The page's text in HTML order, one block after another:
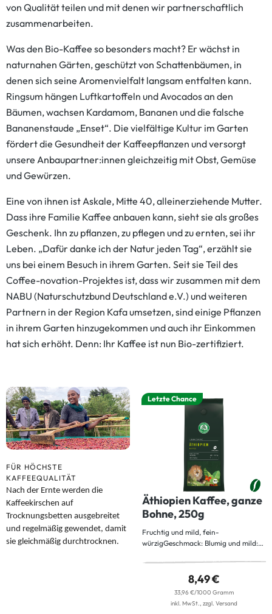
von Qualität teilen und mit denen wir partnerschaftlich
zusammenarbeiten.
Was den Bio-Kaffee so besonders macht? Er wächst in
naturnahen Gärten, geschützt von Schattenbäumen, in
denen sich seine Aromenvielfalt langsam entfalten kann.
Ringsum hängen Luftkartoffeln und Avocados an den
Bäumen, wachsen Kardamom, Bananen und die falsche
Bananenstaude „Enset“. Die vielfältige Kultur im Garten
fördert die Gesundheit der Kaffeepflanzen und versorgt
unsere Anbaupartner:innen gleichzeitig mit Obst, Gemüse
und Gewürzen.
Eine von ihnen ist Askale, Mitte 40, alleinerziehende Mutter.
Dass ihre Familie Kaffee anbauen kann, sieht sie als großes
Geschenk. Ihn zu pflanzen, zu pflegen und zu ernten, sei ihr
Leben. „Dafür danke ich der Natur jeden Tag“, erzählt sie
uns bei einem Besuch in ihrem Garten. Seit sie Teil des
Coffee-novation-Projektes ist, dass wir zusammen mit dem
NABU (Naturschutzbund Deutschland e.V.) und weiteren
Partnern in der Region Kafa umsetzen, sind einige Pflanzen
in ihrem Garten hinzugekommen und auch ihr Einkommen
hat sich erhöht. Denn: Ihr Kaffee ist nun Bio-zertifiziert.
FÜR HÖCHSTE
KAFFEEQUALITÄT
Nach der Ernte werden die
Kaffeekirschen auf
Trocknungsbetten ausgebreitet
und regelmäßig gewendet, damit
sie gleichmäßig durchtrocknen.
Letzte Chance
Äthiopien Kaffee, ganze
Bohne, 250g
Fruchtig und mild, fein-
würzigGeschmack: Blumig und mild:
würziges Aroma sich langsam
entfaltet.Herkunft: Äthiopien, Kafa-
Biosphärenreservat. Gemeinsam mit
dem NABU e.V. haben wir
Kleinbäuer:innen auf dem Weg zur
8,49 €
33,96 €/1000 Gramm
inkl. MwSt., zzgl. Versand